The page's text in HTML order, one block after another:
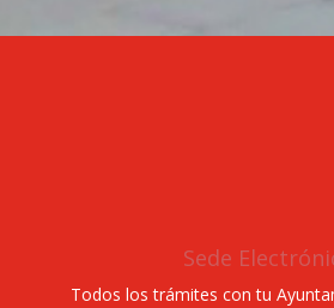
Sede
Todos los trámites con tu